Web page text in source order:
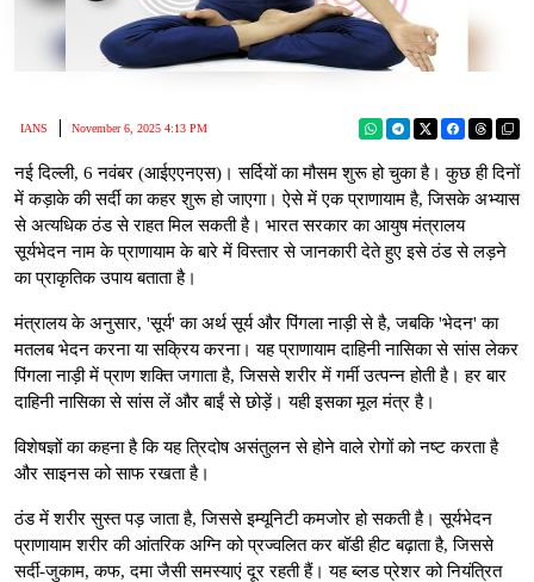
IANS November 6, 2025 4:13 PM
नई दिल्ली, 6 नवंबर (आईएएनएस)। सर्दियों का मौसम शुरू हो चुका है। कुछ ही दिनों
में कड़ाके की सर्दी का कहर शुरू हो जाएगा। ऐसे में एक प्राणायाम है, जिसके अभ्यास
से अत्यधिक ठंड से राहत मिल सकती है। भारत सरकार का आयुष मंत्रालय
सूर्यभेदन नाम के प्राणायाम के बारे में विस्तार से जानकारी देते हुए इसे ठंड से लड़ने
का प्राकृतिक उपाय बताता है।
मंत्रालय के अनुसार, 'सूर्य' का अर्थ सूर्य और पिंगला नाड़ी से है, जबकि 'भेदन' का
मतलब भेदन करना या सक्रिय करना। यह प्राणायाम दाहिनी नासिका से सांस लेकर
पिंगला नाड़ी में प्राण शक्ति जगाता है, जिससे शरीर में गर्मी उत्पन्न होती है। हर बार
दाहिनी नासिका से सांस लें और बाईं से छोड़ें। यही इसका मूल मंत्र है।
विशेषज्ञों का कहना है कि यह त्रिदोष असंतुलन से होने वाले रोगों को नष्ट करता है
और साइनस को साफ रखता है।
ठंड में शरीर सुस्त पड़ जाता है, जिससे इम्यूनिटी कमजोर हो सकती है। सूर्यभेदन
प्राणायाम शरीर की आंतरिक अग्नि को प्रज्वलित कर बॉडी हीट बढ़ाता है, जिससे
सर्दी-जुकाम, कफ, दमा जैसी समस्याएं दूर रहती हैं। यह ब्लड प्रेशर को नियंत्रित